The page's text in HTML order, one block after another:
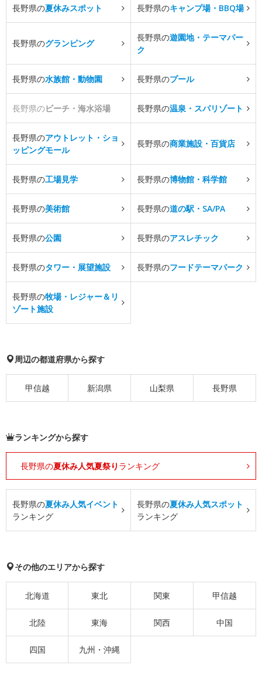
長野県の夏休みスポット 長野県のキャンプ場・BBQ場
長野県のグランピング
長野県の遊園地・テーマパー
ク
長野県の水族館・動物園 長野県のプール
長野県のビーチ・海水浴場 長野県の温泉・スパリゾート
長野県のアウトレット・ショ
ッピングモール
長野県の商業施設・百貨店
長野県の工場見学 長野県の博物館・科学館
長野県の美術館 長野県の道の駅・SA/PA
長野県の公園 長野県のアスレチック
長野県のタワー・展望施設 長野県のフードテーマパーク
長野県の牧場・レジャー＆リ
ゾート施設
周辺の都道府県から探す
甲信越 新潟県 山梨県 長野県
ランキングから探す
長野県の夏休み人気夏祭り ランキング
長野県の夏休み人気イベント
ランキング
長野県の夏休み人気スポット
ランキング
その他のエリアから探す
北海道 東北 関東 甲信越
北陸 東海 関西 中国
四国 九州・沖縄